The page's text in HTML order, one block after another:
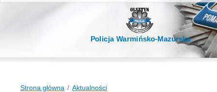
Policja Warmińsko-Mazurska
Strona główna Aktualności